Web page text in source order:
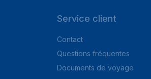
Service client
Contact
Questions fréquentes
Documents de voyage